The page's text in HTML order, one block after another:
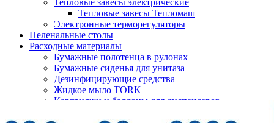
Тепловые завесы электрические
Тепловые завесы Тепломаш
Электронные терморегуляторы
Пеленальные столы
Расходные материалы
Бумажные полотенца в рулонах
Бумажные сиденья для унитаза
Дезинфицирующие средства
Жидкое мыло TORK
Картриджи и баллоны для диспенсеров
Нажмите, чтобы увеличить